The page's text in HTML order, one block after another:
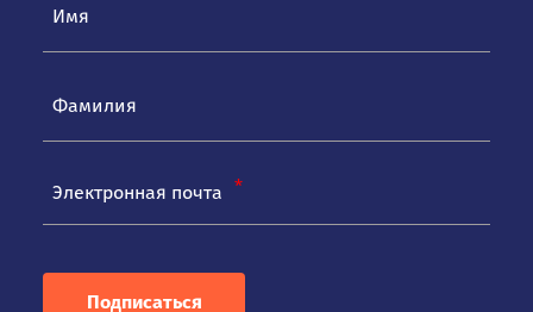
Электронная почта
Подписаться